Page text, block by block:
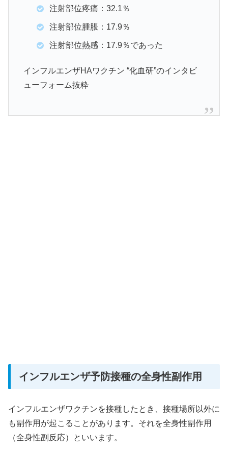
注射部位疼痛：32.1％
注射部位腫脹：17.9％
注射部位熱感：17.9％であった
インフルエンザHAワクチン “化血研”のインタビ
ューフォーム抜粋
インフルエンザ予防接種の全身性副作用
インフルエンザワクチンを接種したとき、接種場所以外に
も副作用が起こることがあります。それを全身性副作用
（全身性副反応）といいます。